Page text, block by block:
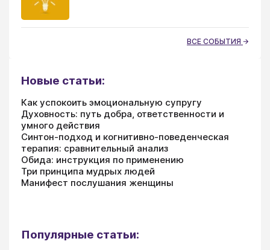
ВСЕ СОБЫТИЯ
Новые статьи:
Как успокоить эмоциональную супругу
Духовность: путь добра, ответственности и
умного действия
Синтон-подход и когнитивно-поведенческая
терапия: сравнительный анализ
Обида: инструкция по применению
Три принципа мудрых людей
Манифест послушания женщины
Популярные статьи: